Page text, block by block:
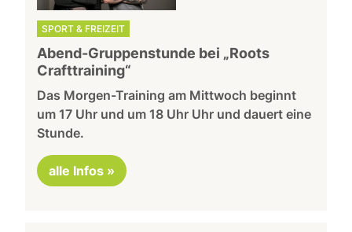
SPORT & FREIZEIT
Abend-Gruppenstunde bei „Roots
Crafttraining“
Das Morgen-Training am Mittwoch beginnt
um 17 Uhr und um 18 Uhr Uhr und dauert eine
Stunde.
alle Infos »